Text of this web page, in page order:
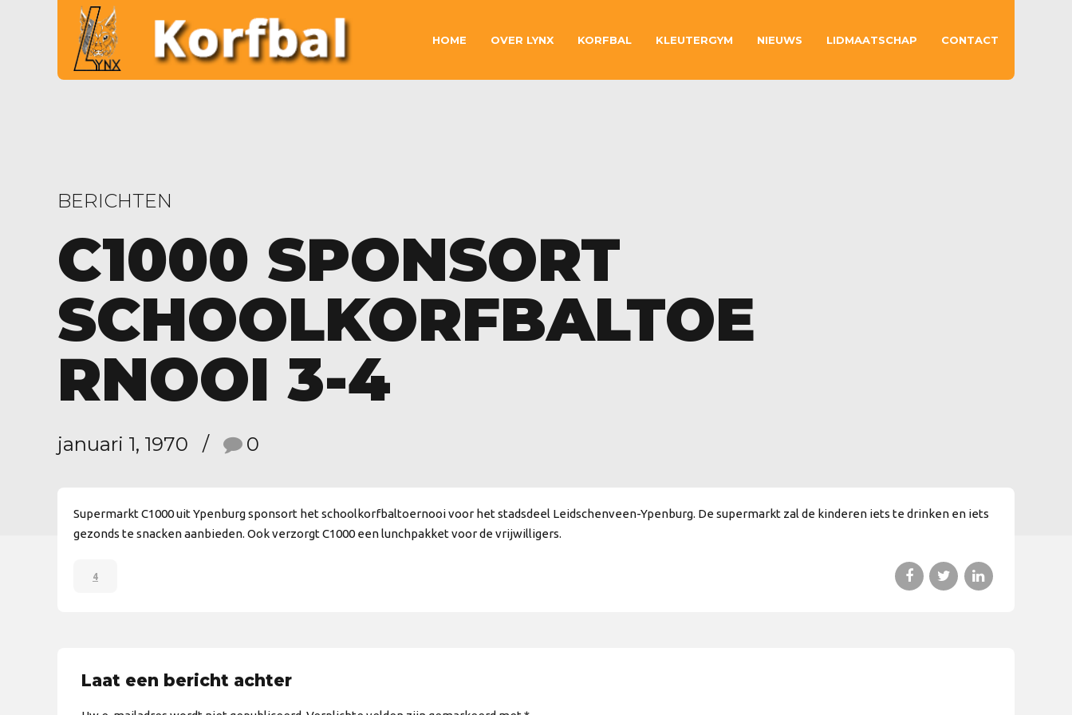
HOME OVER LYNX KORFBAL KLEUTERGYM NIEUWS LIDMAATSCHAP CONTACT
BERICHTEN
C1000 SPONSORT
SCHOOLKORFBALTOE
RNOOI 3-4
januari 1, 1970 0
Supermarkt C1000 uit Ypenburg sponsort het schoolkorfbaltoernooi voor het stadsdeel Leidschenveen-Ypenburg. De supermarkt zal de kinderen iets te drinken en iets
gezonds te snacken aanbieden. Ook verzorgt C1000 een lunchpakket voor de vrijwilligers.
4
Laat een bericht achter